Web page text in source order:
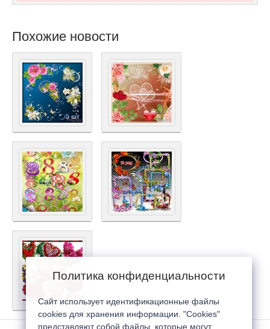
Похожие новости
Политика конфиденциальности
Сайт использует идентификационные файлы
cookies для хранения информации. "Cookies"
представляют собой файлы, которые могут